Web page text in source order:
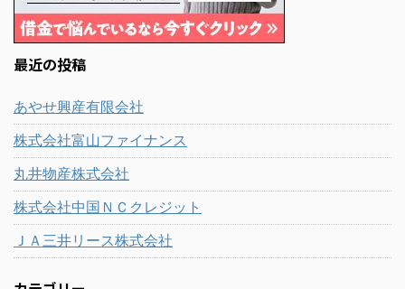
最近の投稿
あやせ興産有限会社
株式会社富山ファイナンス
丸井物産株式会社
株式会社中国ＮＣクレジット
ＪＡ三井リース株式会社